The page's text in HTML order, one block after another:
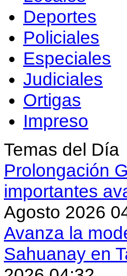
Deportes
Policiales
Especiales
Judiciales
Ortigas
Impreso
Temas del Día
Prolongación
importantes
Agosto 2026
Avanza la
Sahuanay en